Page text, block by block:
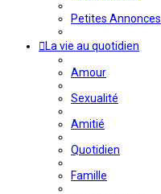
Petites Annonces
La vie au quotidien
Amour
Sexualité
Amitié
Quotidien
Famille